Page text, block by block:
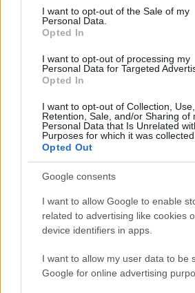
consent section.
I want to opt-out of the Sale of my
Personal Data.
Opted In
I want to opt-out of processing my
Personal Data for Targeted
Opted In
I want to opt-out of Collection, Use,
Retention, Sale, and/or Sharing of
Personal Data that Is Unrelated
Purposes for which it was collected.
Opted Out
Google consents
I want to allow Google to enable
related to advertising like cookies
device identifiers in apps.
I want to allow my user data to be
Google for online advertising
consigli e abbinamenti
Cristian Castiglioni · 6 Ago 2026